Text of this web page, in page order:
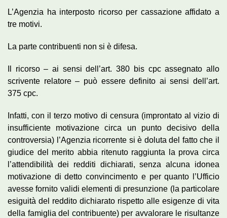
L’Agenzia ha interposto ricorso per cassazione affidato a
tre motivi.
La parte contribuenti non si è difesa.
Il ricorso – ai sensi dell’art. 380 bis cpc assegnato allo
scrivente relatore – può essere definito ai sensi dell’art.
375 cpc.
Infatti, con il terzo motivo di censura (improntato al vizio di
insufficiente motivazione circa un punto decisivo della
controversia) l’Agenzia ricorrente si è doluta del fatto che il
giudice del merito abbia ritenuto raggiunta la prova circa
l’attendibilità dei redditi dichiarati, senza alcuna idonea
motivazione di detto convincimento e per quanto l’Ufficio
avesse fornito validi elementi di presunzione (la particolare
esiguità del reddito dichiarato rispetto alle esigenze di vita
della famiglia del contribuente) per avvalorare le risultanze